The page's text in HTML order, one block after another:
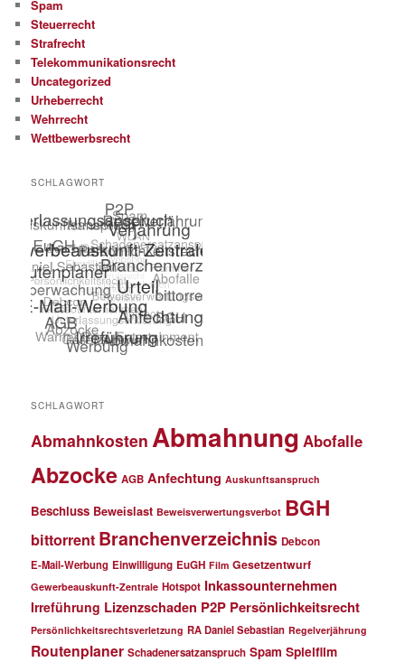
Spam
Steuerrecht
Strafrecht
Telekommunikationsrecht
Uncategorized
Urheberrecht
Wehrrecht
Wettbewerbsrecht
SCHLAGWORT
SCHLAGWORT
Abmahnkosten Abmahnung Abofalle
Abzocke AGB Anfechtung Auskunftsanspruch
Beschluss Beweislast Beweisverwertungsverbot BGH
bittorrent Branchenverzeichnis Debcon
E-Mail-Werbung Einwilligung EuGH Film Gesetzentwurf
Gewerbeauskunft-Zentrale Hotspot Inkassounternehmen
Irreführung Lizenzschaden P2P Persönlichkeitsrecht
Persönlichkeitsrechtsverletzung RA Daniel Sebastian Regelverjährung
Routenplaner Schadenersatzanspruch Spam Spielfilm